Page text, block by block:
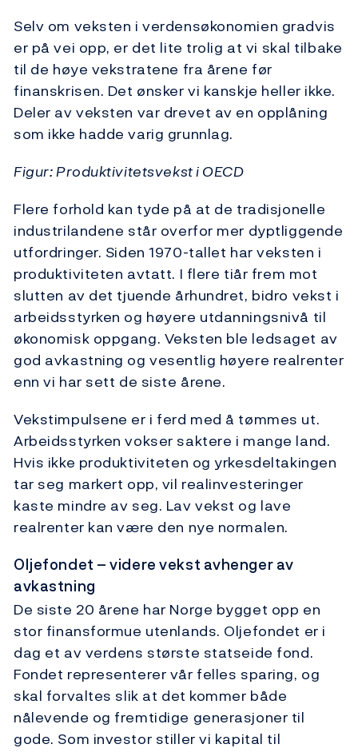
Selv om veksten i verdensøkonomien gradvis
er på vei opp, er det lite trolig at vi skal tilbake
til de høye vekstratene fra årene før
finanskrisen. Det ønsker vi kanskje heller ikke.
Deler av veksten var drevet av en opplåning
som ikke hadde varig grunnlag.
Figur: Produktivitetsvekst i OECD
Flere forhold kan tyde på at de tradisjonelle
industrilandene står overfor mer dyptliggende
utfordringer. Siden 1970-tallet har veksten i
produktiviteten avtatt. I flere tiår frem mot
slutten av det tjuende århundret, bidro vekst i
arbeidsstyrken og høyere utdanningsnivå til
økonomisk oppgang. Veksten ble ledsaget av
god avkastning og vesentlig høyere realrenter
enn vi har sett de siste årene.
Vekstimpulsene er i ferd med å tømmes ut.
Arbeidsstyrken vokser saktere i mange land.
Hvis ikke produktiviteten og yrkesdeltakingen
tar seg markert opp, vil realinvesteringer
kaste mindre av seg. Lav vekst og lave
realrenter kan være den nye normalen.
Oljefondet – videre vekst avhenger av
avkastning
De siste 20 årene har Norge bygget opp en
stor finansformue utenlands. Oljefondet er i
dag et av verdens største statseide fond.
Fondet representerer vår felles sparing, og
skal forvaltes slik at det kommer både
nålevende og fremtidige generasjoner til
gode. Som investor stiller vi kapital til